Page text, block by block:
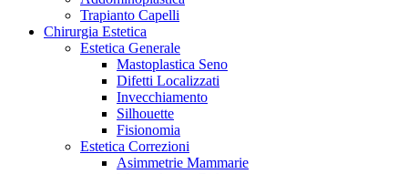
Trapianto Capelli
Chirurgia Estetica
Estetica Generale
Mastoplastica Seno
Difetti Localizzati
Invecchiamento
Silhouette
Fisionomia
Estetica Correzioni
Asimmetrie Mammarie